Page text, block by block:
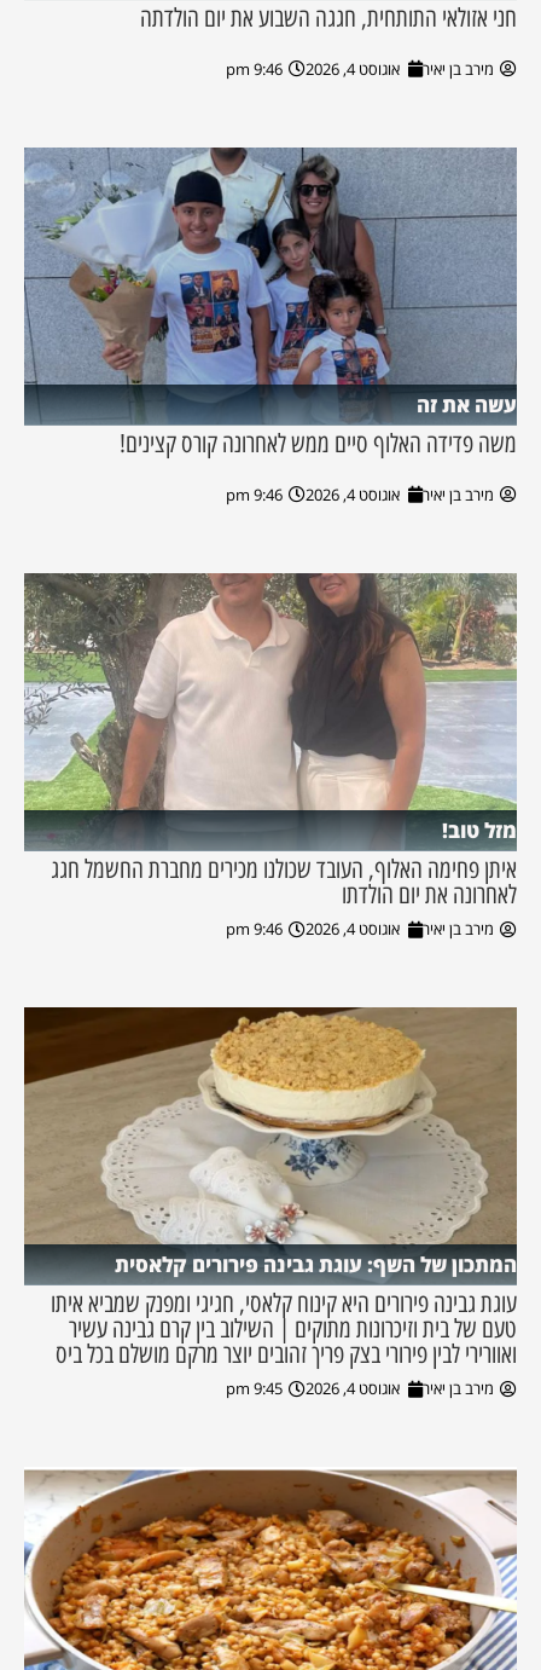
חני אזולאי התותחית, חגגה השבוע את יום הולדתה
מירב בן יאיר אוגוסט 4, 2026 9:46 pm
עשה את זה
משה פדידה האלוף סיים ממש לאחרונה קורס קצינים!
מירב בן יאיר אוגוסט 4, 2026 9:46 pm
מזל טוב!
איתן פחימה האלוף, העובד שכולנו מכירים מחברת החשמל חגג
לאחרונה את יום הולדתו
מירב בן יאיר אוגוסט 4, 2026 9:46 pm
המתכון של השף: עוגת גבינה פירורים קלאסית
עוגת גבינה פירורים היא קינוח קלאסי, חגיגי ומפנק שמביא איתו
טעם של בית וזיכרונות מתוקים | השילוב בין קרם גבינה עשיר
ואוורירי לבין פירורי בצק פריך זהובים יוצר מרקם מושלם בכל ביס
מירב בן יאיר אוגוסט 4, 2026 9:45 pm